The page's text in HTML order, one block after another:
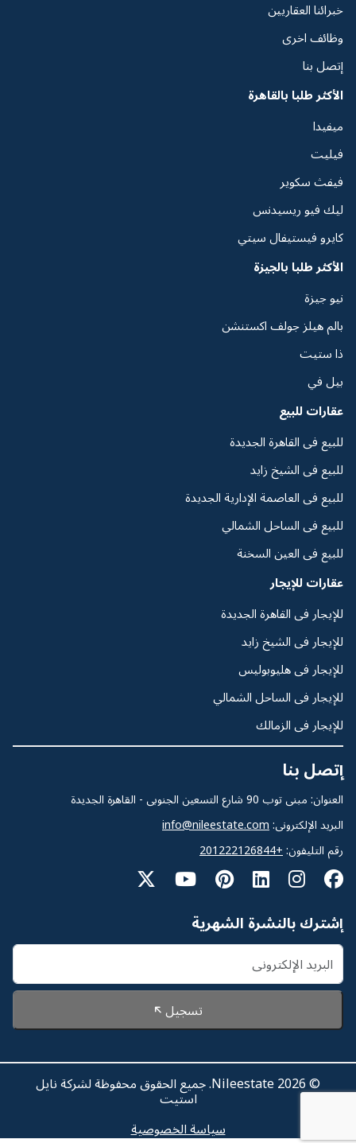
خبرائنا العقاريين
وظائف اخرى
إتصل بنا
الأكثر طلبا بالقاهرة
ميفيدا
فيليت
فيفث سكوير
ليك فيو ريسيدنس
كايرو فيستيفال سيتي
الأكثر طلبا بالجيزة
نيو جيزة
بالم هيلز جولف اكستنشن
ذا ستيت
بيل في
عقارات للبيع
للبيع فى القاهرة الجديدة
للبيع فى الشيخ زايد
للبيع فى العاصمة الإدارية الجديدة
للبيع فى الساحل الشمالي
للبيع فى العين السخنة
عقارات للإيجار
للإيجار فى القاهرة الجديدة
للإيجار فى الشيخ زايد
للإيجار فى هليوبوليس
للإيجار فى الساحل الشمالي
للإيجار فى الزمالك
إتصل بنا
العنوان: مبنى توب 90 شارع التسعين الجنوبى - القاهرة الجديدة
البريد الإلكترونى: info@nileestate.com
رقم التليفون: +201222126844
إشترك بالنشرة الشهرية
تسجيل
© 2026 Nileestate. جميع الحقوق محفوظة لشركة نايل
استيت
سياسة الخصوصية